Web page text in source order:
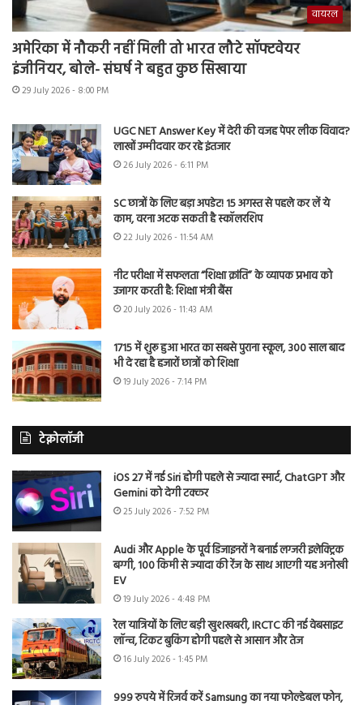
वायरल
अमेरिका में नौकरी नहीं मिली तो भारत लौटे सॉफ्टवेयर
इंजीनियर, बोले- संघर्ष ने बहुत कुछ सिखाया
29 July 2026 - 8:00 PM
UGC NET Answer Key में देरी की वजह पेपर लीक विवाद?
लाखों उम्मीदवार कर रहे इंतजार
26 July 2026 - 6:11 PM
SC छात्रों के लिए बड़ा अपडेट! 15 अगस्त से पहले कर लें ये
काम, वरना अटक सकती है स्कॉलरशिप
22 July 2026 - 11:54 AM
नीट परीक्षा में सफलता “शिक्षा क्रांति” के व्यापक प्रभाव को
उजागर करती है: शिक्षा मंत्री बैंस
20 July 2026 - 11:43 AM
1715 में शुरू हुआ भारत का सबसे पुराना स्कूल, 300 साल बाद
भी दे रहा है हजारों छात्रों को शिक्षा
19 July 2026 - 7:14 PM
टेक्नोलॉजी
iOS 27 में नई Siri होगी पहले से ज्यादा स्मार्ट, ChatGPT और
Gemini को देगी टक्कर
25 July 2026 - 7:52 PM
Audi और Apple के पूर्व डिजाइनरों ने बनाई लग्जरी इलेक्ट्रिक
बग्गी, 100 किमी से ज्यादा की रेंज के साथ आएगी यह अनोखी
EV
19 July 2026 - 4:48 PM
रेल यात्रियों के लिए बड़ी खुशखबरी, IRCTC की नई वेबसाइट
लॉन्च, टिकट बुकिंग होगी पहले से आसान और तेज
16 July 2026 - 1:45 PM
999 रुपये में रिजर्व करें Samsung का नया फोल्डेबल फोन,